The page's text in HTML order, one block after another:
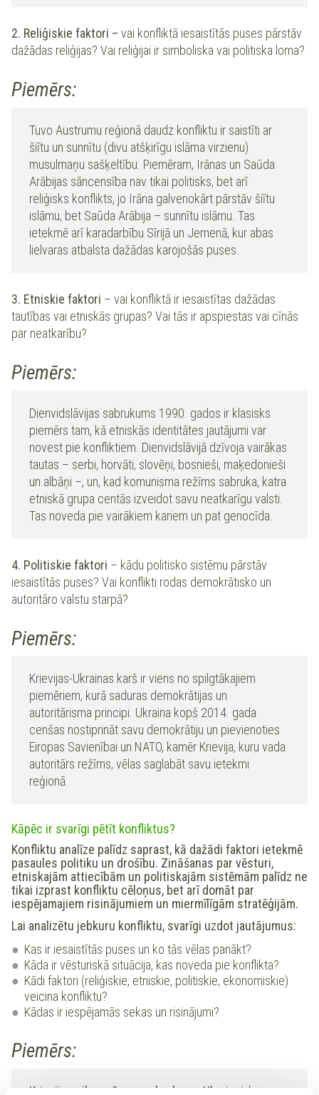
2. Reliģiskie faktori – vai konfliktā iesaistītās puses pārstāv
dažādas reliģijas? Vai reliģijai ir simboliska vai politiska loma?
Piemērs:
Tuvo Austrumu reģionā daudz konfliktu ir saistīti ar
šiītu un sunnītu (divu atšķirīgu islāma virzienu)
musulmaņu sašķeltību. Piemēram, Irānas un Saūda
Arābijas sāncensība nav tikai politisks, bet arī
reliģisks konflikts, jo Irāna galvenokārt pārstāv šiītu
islāmu, bet Saūda Arābija – sunnītu islāmu. Tas
ietekmē arī karadarbību Sīrijā un Jemenā, kur abas
lielvaras atbalsta dažādas karojošās puses.
3. Etniskie faktori – vai konfliktā ir iesaistītas dažādas
tautības vai etniskās grupas? Vai tās ir apspiestas vai cīnās
par neatkarību?
Piemērs:
Dienvidslāvijas sabrukums 1990. gados ir klasisks
piemērs tam, kā etniskās identitātes jautājumi var
novest pie konfliktiem. Dienvidslāvijā dzīvoja vairākas
tautas – serbi, horvāti, slovēņi, bosnieši, maķedonieši
un albāņi –, un, kad komunisma režīms sabruka, katra
etniskā grupa centās izveidot savu neatkarīgu valsti.
Tas noveda pie vairākiem kariem un pat genocīda.
4. Politiskie faktori – kādu politisko sistēmu pārstāv
iesaistītās puses? Vai konflikti rodas demokrātisko un
autoritāro valstu starpā?
Piemērs:
Krievijas-Ukrainas karš ir viens no spilgtākajiem
piemēriem, kurā saduras demokrātijas un
autoritārisma principi. Ukraina kopš 2014. gada
cenšas nostiprināt savu demokrātiju un pievienoties
Eiropas Savienībai un NATO, kamēr Krievija, kuru vada
autoritārs režīms, vēlas saglabāt savu ietekmi
reģionā.
Kāpēc ir svarīgi pētīt konfliktus?
Konfliktu analīze palīdz saprast, kā dažādi faktori ietekmē
pasaules politiku un drošību. Zināšanas par vēsturi,
etniskajām attiecībām un politiskajām sistēmām palīdz ne
tikai izprast konfliktu cēloņus, bet arī domāt par
iespējamajiem risinājumiem un miermīlīgām stratēģijām.
Lai analizētu jebkuru konfliktu, svarīgi uzdot jautājumus:
Kas ir iesaistītās puses un ko tās vēlas panākt?
Kāda ir vēsturiskā situācija, kas noveda pie konflikta?
Kādi faktori (reliģiskie, etniskie, politiskie, ekonomiskie)
veicina konfliktu?
Kādas ir iespējamās sekas un risinājumi?
Piemērs:
Krievijas pilna mēroga uzbrukums Ukrainai,kas